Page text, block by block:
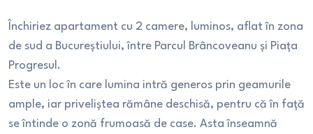
Închiriez apartament cu 2 camere, luminos, aflat în zona
de sud a Bucureștiului, între Parcul Brâncoveanu și Piața
Progresul.
Este un loc în care lumina intră generos prin geamurile
ample, iar priveliștea rămâne deschisă, pentru că în față
se întinde o zonă frumoasă de case. Asta înseamnă